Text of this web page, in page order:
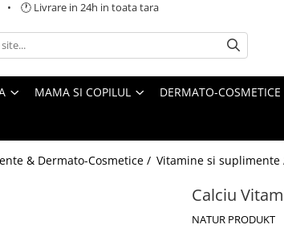
• 🕐 Livrare in 24h in toata tara
MAMA SI COPILUL DERMATO-COSMETICE
& Dermato-Cosmetice / Vitamine si suplimente
Calciu
NATUR PRODUKT